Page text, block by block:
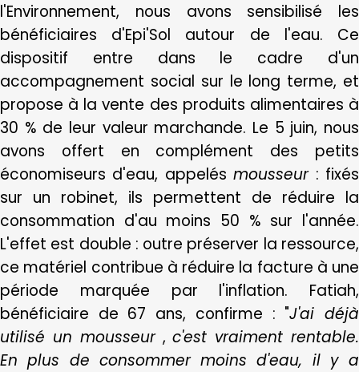
l'Environnement, nous avons sensibilisé les
bénéficiaires d'Epi'Sol autour de l'eau. Ce
dispositif entre dans le cadre d'un
accompagnement social sur le long terme, et
propose à la vente des produits alimentaires à
30 % de leur valeur marchande. Le 5 juin, nous
avons offert en complément des petits
économiseurs d'eau, appelésmousseur: fixés
sur un robinet, ils permettent de réduire la
consommation d'au moins 50 % sur l'année.
L'effet est double : outre préserver la ressource,
ce matériel contribue à réduire la facture à une
période marquée par l'inflation. Fatiah,
bénéficiaire de 67 ans, confirme : "J'ai déjà
utilisé un mousseur,c'est vraiment rentable.
En plus de consommer moins d'eau, il y a